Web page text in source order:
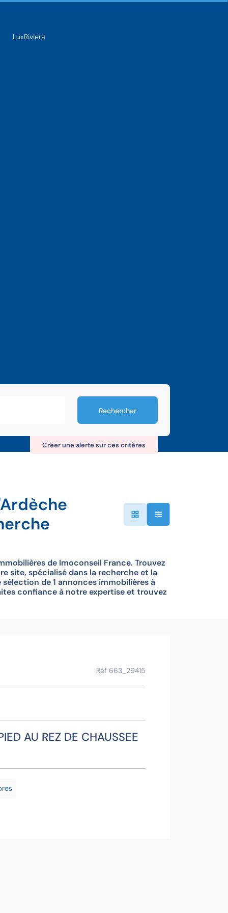
LuxRiviera
Rechercher
Créer une alerte sur ces critères
de Imoconseil France. Trouvez
site, spécialisé dans la recherche et la
de 1 annonces immobilières à
confiance à notre expertise et trouvez
Réf 663_29415
AU REZ DE CHAUSSEE